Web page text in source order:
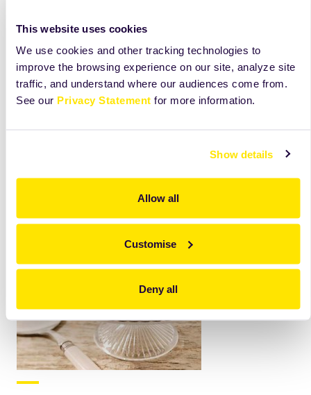
This website uses cookies
We use cookies and other tracking technologies to
improve the browsing experience on our site, analyze site
traffic, and understand where our audiences come from.
See our Privacy Statement for more information.
Show details
Allow all
Customise
Deny all
apod.
více